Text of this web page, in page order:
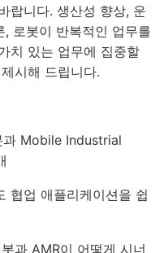
랍니다. 생산성 향상, 운
로봇이 반복적인 업무를
치 있는 업무에 집중할
시해 드립니다.
과 Mobile Industrial
협업 애플리케이션을 쉽
과 AMR이 어떻게 시너